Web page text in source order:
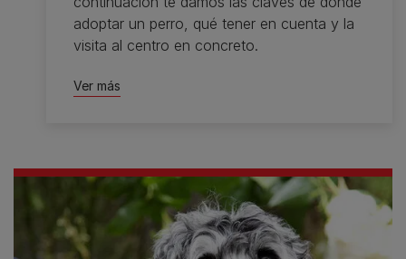
adoptar un perro, qué tener en cuenta y la
visita al centro en concreto.
Ver más